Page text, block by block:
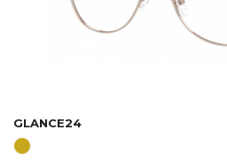
GLANCE24